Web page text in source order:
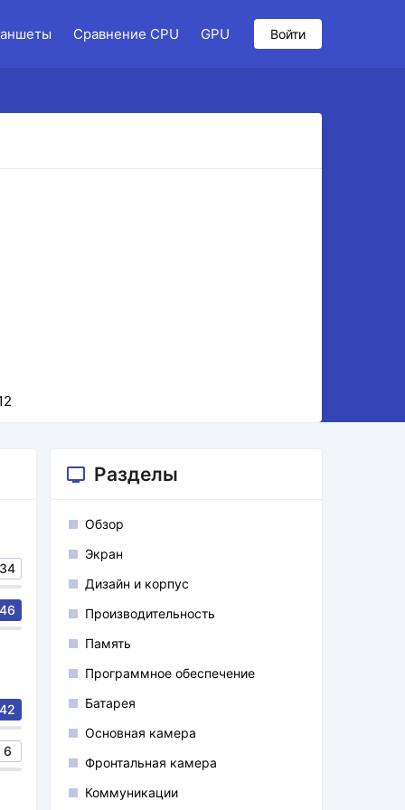
Сравнение CPU GPU Войти
34
46
42
6
Разделы
Обзор
Экран
Дизайн и корпус
Производительность
Память
Программное обеспечение
Батарея
Основная камера
Фронтальная камера
Коммуникации